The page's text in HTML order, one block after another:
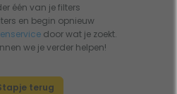
één van je filters
en begin opnieuw
door wat je zoekt.
we je verder helpen!
terug